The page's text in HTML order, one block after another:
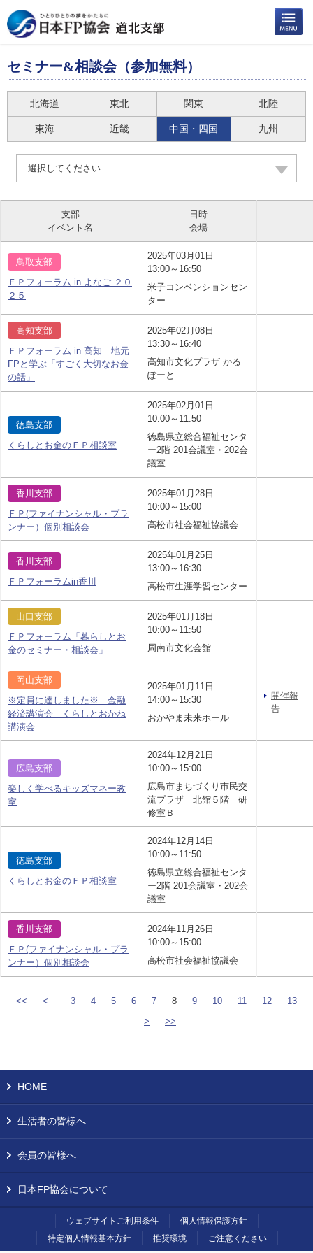
セミナー&相談会（参加無料）
北海道 東北 関東 北陸
東海 近畿 中国・四国 九州
選択してください
支部
イベント名
日時
会場
鳥取支部
ＦＰフォーラム in よなご ２０
２５
2025年03月01日
13:00～16:50
米子コンベンションセン
ター
高知支部
ＦＰフォーラム in 高知 地元
FPと学ぶ「すごく大切なお金
の話」
2025年02月08日
13:30～16:40
高知市文化プラザ かる
ぽーと
徳島支部
くらしとお金のＦＰ相談室
2025年02月01日
10:00～11:50
徳島県立総合福祉センタ
ー2階 201会議室・202会
議室
香川支部
ＦＰ(ファイナンシャル・プラ
ンナー）個別相談会
2025年01月28日
10:00～15:00
高松市社会福祉協議会
香川支部
ＦＰフォーラムin香川
2025年01月25日
13:00～16:30
高松市生涯学習センター
山口支部
ＦＰフォーラム「暮らしとお
金のセミナー・相談会」
2025年01月18日
10:00～11:50
周南市文化会館
岡山支部
※定員に達しました※ 金融
経済講演会 くらしとおかね
講演会
2025年01月11日
14:00～15:30
おかやま未来ホール
開催報
告
広島支部
楽しく学べるキッズマネー教
室
2024年12月21日
10:00～15:00
広島市まちづくり市民交
流プラザ 北館５階 研
修室Ｂ
徳島支部
くらしとお金のＦＰ相談室
2024年12月14日
10:00～11:50
徳島県立総合福祉センタ
ー2階 201会議室・202会
議室
香川支部
ＦＰ(ファイナンシャル・プラ
ンナー）個別相談会
2024年11月26日
10:00～15:00
高松市社会福祉協議会
<< < 3 4 5 6 7 8 9 10 11 12
13
>
>>
HOME
生活者の皆様へ
会員の皆様へ
日本FP協会について
ウェブサイトご利用条件
個人情報保護方針
特定個人情報基本方針
推奨環境 ご注意ください